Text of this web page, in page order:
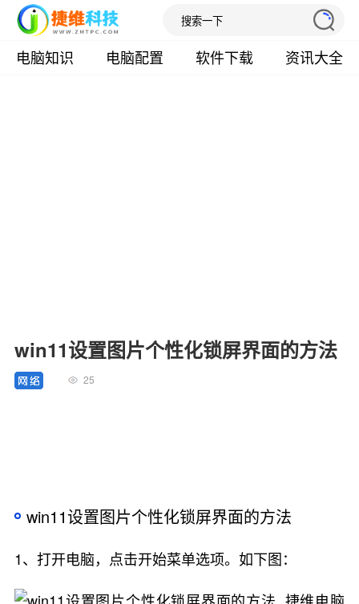
电脑知识 电脑配置 软件下载 资讯大全
win11设置图片个性化锁屏界面的方法
25
win11设置图片个性化锁屏界面的方法
1、打开电脑，点击开始菜单选项。如下图：